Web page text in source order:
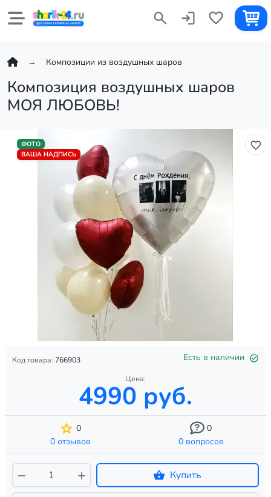
Композиции из воздушных шаров
Композиция воздушных шаров
МОЯ ЛЮБОВЬ!
ФОТО
ВАША НАДПИСЬ
Код товара: 766903 Есть в наличии
Цена:
4990 руб.
0
0 отзывов
0
0 вопросов
Купить